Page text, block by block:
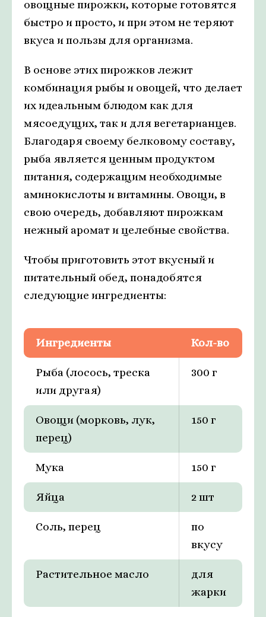
овощные пирожки, которые готовятся
быстро и просто, и при этом не теряют
вкуса и пользы для организма.
В основе этих пирожков лежит
комбинация рыбы и овощей, что делает
их идеальным блюдом как для
мясоедущих, так и для вегетарианцев.
Благодаря своему белковому составу,
рыба является ценным продуктом
питания, содержащим необходимые
аминокислоты и витамины. Овощи, в
свою очередь, добавляют пирожкам
нежный аромат и целебные свойства.
Чтобы приготовить этот вкусный и
питательный обед, понадобятся
следующие ингредиенты:
Ингредиенты Кол-во
Рыба (лосось, треска
или другая)
300 г
Овощи (морковь, лук,
перец)
150 г
Мука 150 г
Яйца 2 шт
Соль, перец
по
вкусу
Растительное масло
для
жарки